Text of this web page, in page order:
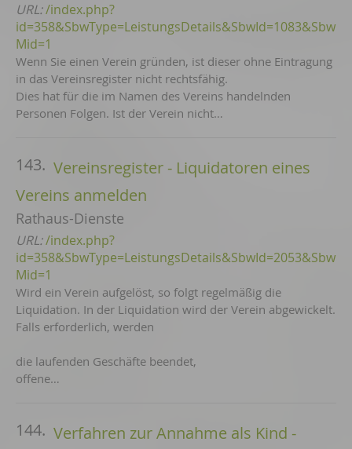
URL:/index.php?
id=358&SbwType=LeistungsDetails&SbwId=1083&Sbw
Mid=1
Wenn Sie einen Verein gründen, ist dieser ohne Eintragung
in das Vereinsregister nicht rechtsfähig.
Dies hat für die im Namen des Vereins handelnden
Personen Folgen. Ist der Verein nicht…
143. Vereinsregister - Liquidatoren eines
Vereins anmelden
Rathaus-Dienste
URL:/index.php?
id=358&SbwType=LeistungsDetails&SbwId=2053&Sbw
Mid=1
Wird ein Verein aufgelöst, so folgt regelmäßig die
Liquidation. In der Liquidation wird der Verein abgewickelt.
Falls erforderlich, werden
die laufenden Geschäfte beendet,
offene…
144. Verfahren zur Annahme als Kind -